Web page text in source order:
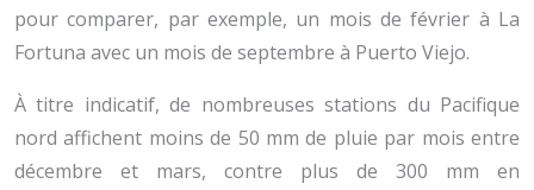
pour comparer, par exemple, un mois de février à La
Fortuna avec un mois de septembre à Puerto Viejo.
À titre indicatif, de nombreuses stations du Pacifique
nord affichent moins de 50 mm de pluie par mois entre
décembre et mars, contre plus de 300 mm en